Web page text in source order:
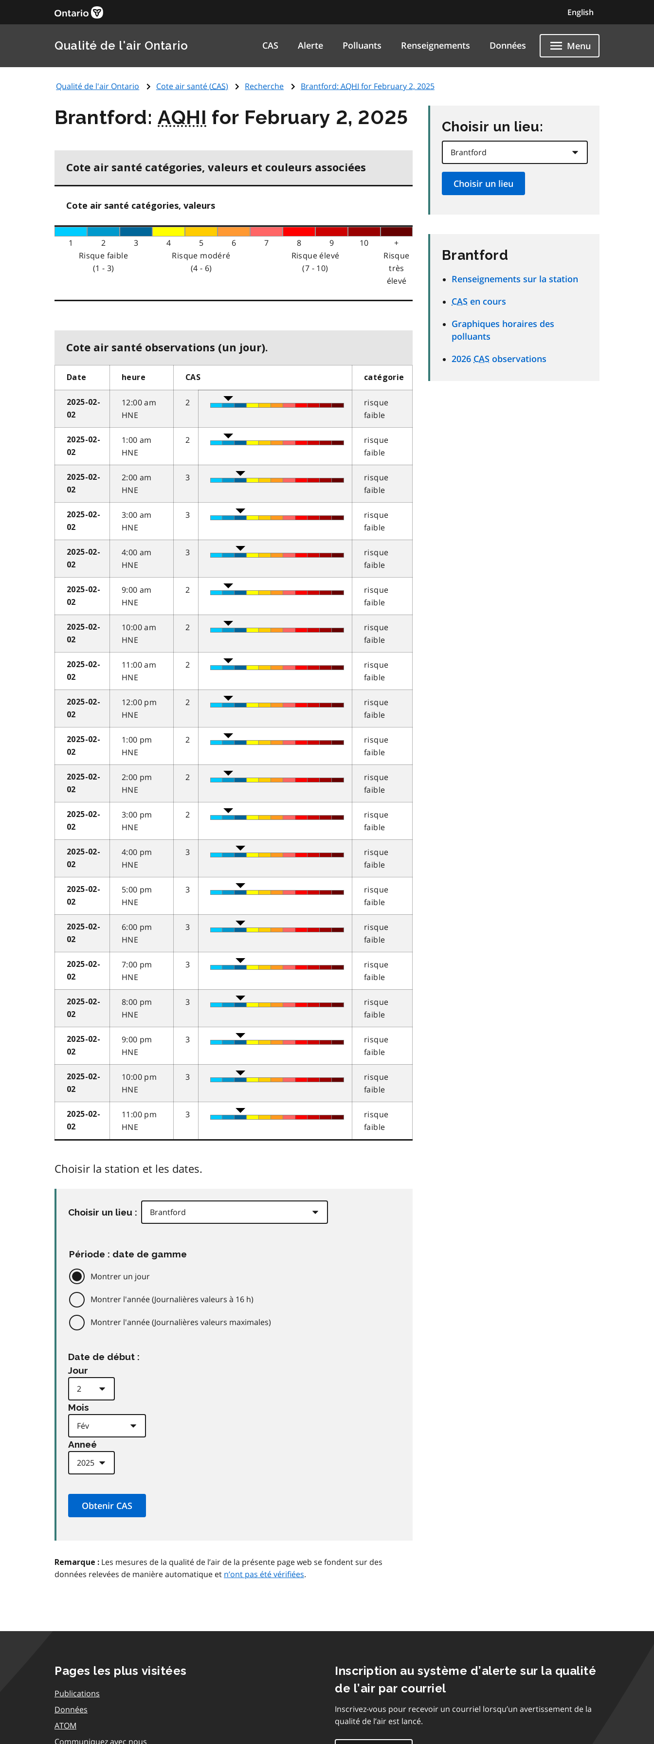
English
Qualité de l'air Ontario CAS Alerte Polluants Renseignements Données Menu
Qualité de l'air Ontario Cote air santé (CAS) Recherche Brantford: AQHI for February 2, 2025
Brantford:AQHI for February 2, 2025
Cote air santé catégories, valeurs et couleurs associées
Cote air santé catégories, valeurs
1 2 3 4 5 6 7 8 9 10
+
Risque faible
(1 - 3)
Risque modéré
(4 - 6)
Risque élevé
(7 - 10)
Risque
très
élevé
Cote air santé observations (un jour).
Date heure CAS catégorie
2025-02-
02
12:00 am
HNE
2
risque
faible
2025-02-
02
1:00 am
HNE
2
risque
faible
2025-02-
02
2:00 am
HNE
3
risque
faible
2025-02-
02
3:00 am
HNE
3
risque
faible
2025-02-
02
4:00 am
HNE
3
risque
faible
2025-02-
02
9:00 am
HNE
2
risque
faible
2025-02-
02
10:00 am
HNE
2
risque
faible
2025-02-
02
11:00 am
HNE
2
risque
faible
2025-02-
02
12:00 pm
HNE
2
risque
faible
2025-02-
02
1:00 pm
HNE
2
risque
faible
2025-02-
02
2:00 pm
HNE
2
risque
faible
2025-02-
02
3:00 pm
HNE
2
risque
faible
2025-02-
02
4:00 pm
HNE
3
risque
faible
2025-02-
02
5:00 pm
HNE
3
risque
faible
2025-02-
02
6:00 pm
HNE
3
risque
faible
2025-02-
02
7:00 pm
HNE
3
risque
faible
2025-02-
02
8:00 pm
HNE
3
risque
faible
2025-02-
02
9:00 pm
HNE
3
risque
faible
2025-02-
02
10:00 pm
HNE
3
risque
faible
2025-02-
02
11:00 pm
HNE
3
risque
faible
Choisir la station et les dates.
Choisir un lieu :
Période : date de gamme
Montrer un jour
Montrer l'année (Journalières valeurs à 16 h)
Montrer l'année (Journalières valeurs maximales)
Date de début :
Jour
Mois
Anneé
Remarque : Les mesures de la qualité de l’air de la présente page web se fondent sur des
données relevées de manière automatique et n’ont pas été vérifiées.
Choisir un lieu:
Brantford
Renseignements sur la station
CAS en cours
Graphiques horaires des
polluants
2026 CAS observations
Pages les plus visitées
Publications
Données
ATOM
Communiquez avec nous
Inscription au système d’alerte sur la qualité
de l’air par courriel
Inscrivez-vous pour recevoir un courriel lorsqu’un avertissement de la
qualité de l’air est lancé.